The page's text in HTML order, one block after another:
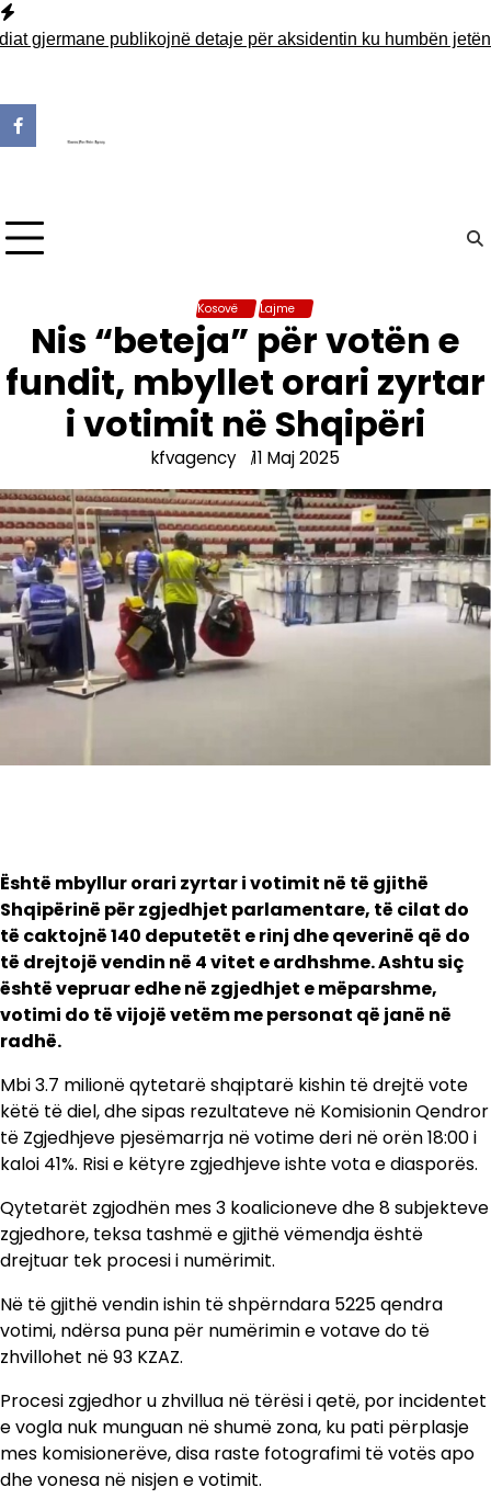
Skip
to
publikojnë detaje për aksidentin ku humbën jetën tre
Kosovë Lajme
Nis “beteja” për votën e
fundit, mbyllet orari zyrtar
i votimit në Shqipëri
kfvagency 11 Maj 2025
Është mbyllur orari zyrtar i votimit në të gjithë
Shqipërinë për zgjedhjet parlamentare, të cilat do
të caktojnë 140 deputetët e rinj dhe qeverinë që do
të drejtojë vendin në 4 vitet e ardhshme. Ashtu siç
është vepruar edhe në zgjedhjet e mëparshme,
votimi do të vijojë vetëm me personat që janë në
radhë.
Mbi 3.7 milionë qytetarë shqiptarë kishin të drejtë vote
këtë të diel, dhe sipas rezultateve në Komisionin Qendror
të Zgjedhjeve pjesëmarrja në votime deri në orën 18:00 i
kaloi 41%. Risi e këtyre zgjedhjeve ishte vota e diasporës.
Qytetarët zgjodhën mes 3 koalicioneve dhe 8 subjekteve
zgjedhore, teksa tashmë e gjithë vëmendja është
drejtuar tek procesi i numërimit.
Në të gjithë vendin ishin të shpërndara 5225 qendra
votimi, ndërsa puna për numërimin e votave do të
zhvillohet në 93 KZAZ.
Procesi zgjedhor u zhvillua në tërësi i qetë, por incidentet
e vogla nuk munguan në shumë zona, ku pati përplasje
mes komisionerëve, disa raste fotografimi të votës apo
dhe vonesa në nisjen e votimit.